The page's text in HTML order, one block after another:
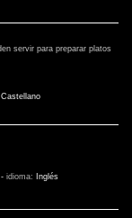
servir para preparar platos
Castellano
- idioma:
Inglés